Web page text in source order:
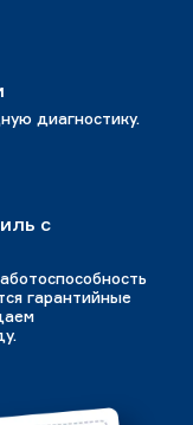
диагностику.
с
гарантийные